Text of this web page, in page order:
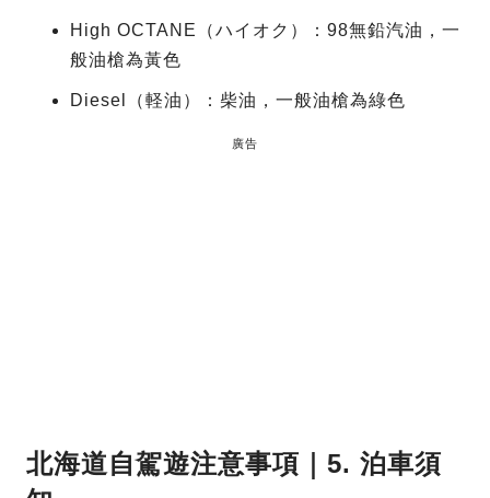
High OCTANE（ハイオク）：98無鉛汽油，一
般油槍為黃色
Diesel（軽油）：柴油，一般油槍為綠色
廣告
北海道自駕遊注意事項｜5. 泊車須